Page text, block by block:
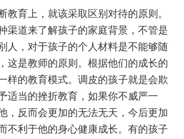
育上，就该采取区别对待的原则。
渠道来了解孩子的家庭背景，不管是
人，对于孩子的个人材料是不能够随
这是教师的原则。根据他们的成长的
样的教育模式。调皮的孩子就是会欺
适当的挫折教育，如果你不威严一
，反而会更加的无法无天，今后更加
不利于他的身心健康成长。有的孩子